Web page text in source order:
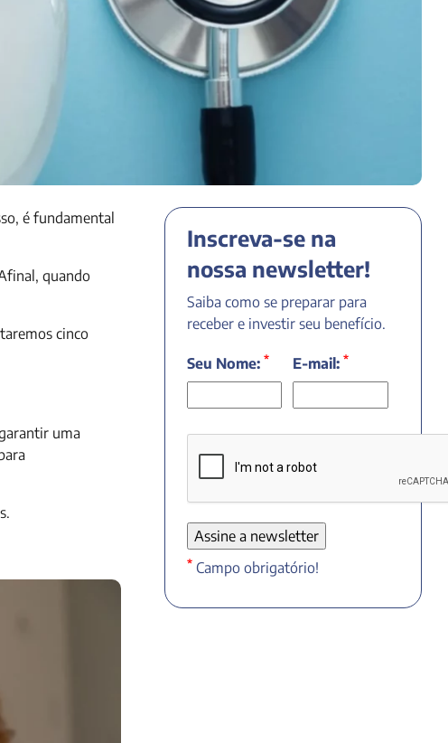
é fundamental
quando
cinco
uma
Inscreva-se na
nossa newsletter!
Saiba como se preparar para
receber e investir seu benefício.
Seu Nome: * E-mail: *
* Campo obrigatório!